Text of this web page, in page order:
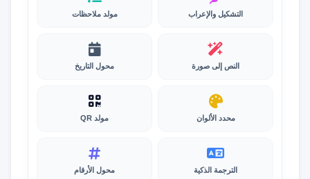
التشكيل والإعراب مولد ملاحظات
النص إلى صورة محول التاريخ
محدد الألوان مولد QR
الترجمة الذكية محول الأرقام